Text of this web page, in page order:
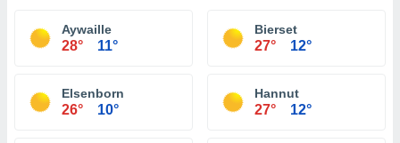
Aywaille
28° 11°
Bierset
27° 12°
Elsenborn
26° 10°
Hannut
27° 12°